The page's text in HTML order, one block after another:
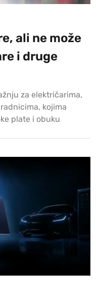
ali ne može
i druge
za električarima,
kojima
plate i obuku